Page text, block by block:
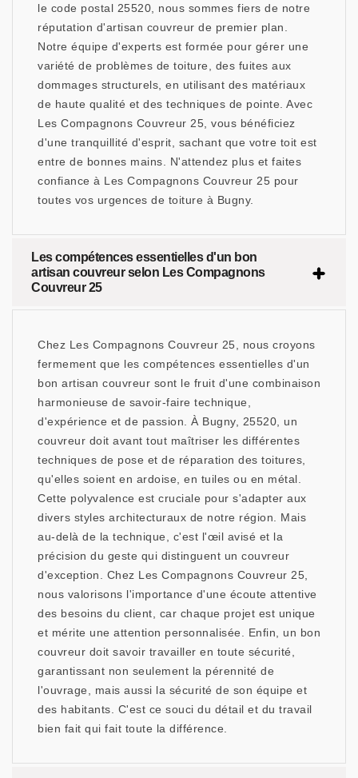
le code postal 25520, nous sommes fiers de notre
réputation d'artisan couvreur de premier plan.
Notre équipe d'experts est formée pour gérer une
variété de problèmes de toiture, des fuites aux
dommages structurels, en utilisant des matériaux
de haute qualité et des techniques de pointe. Avec
Les Compagnons Couvreur 25, vous bénéficiez
d'une tranquillité d'esprit, sachant que votre toit est
entre de bonnes mains. N'attendez plus et faites
confiance à Les Compagnons Couvreur 25 pour
toutes vos urgences de toiture à Bugny.
Les compétences essentielles d'un bon
artisan couvreur selon Les Compagnons
Couvreur 25
Chez Les Compagnons Couvreur 25, nous croyons
fermement que les compétences essentielles d'un
bon artisan couvreur sont le fruit d'une combinaison
harmonieuse de savoir-faire technique,
d'expérience et de passion. À Bugny, 25520, un
couvreur doit avant tout maîtriser les différentes
techniques de pose et de réparation des toitures,
qu'elles soient en ardoise, en tuiles ou en métal.
Cette polyvalence est cruciale pour s'adapter aux
divers styles architecturaux de notre région. Mais
au-delà de la technique, c'est l'œil avisé et la
précision du geste qui distinguent un couvreur
d'exception. Chez Les Compagnons Couvreur 25,
nous valorisons l'importance d'une écoute attentive
des besoins du client, car chaque projet est unique
et mérite une attention personnalisée. Enfin, un bon
couvreur doit savoir travailler en toute sécurité,
garantissant non seulement la pérennité de
l'ouvrage, mais aussi la sécurité de son équipe et
des habitants. C'est ce souci du détail et du travail
bien fait qui fait toute la différence.